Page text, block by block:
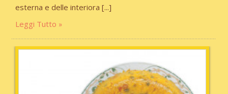
esterna e delle interiora
Leggi Tutto